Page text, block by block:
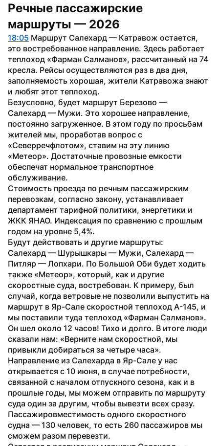
Речные пассажирские
маршруты — 2026
18:05 Маршрут Салехард — Катравож остается,
это востребованное направление. Здесь работает
теплоход «Фарман Салманов», рассчитанный на 74
кресла. Рейсы осуществляются раз в два дня,
заполняемость хорошая, жители Катравожа знают
и любят этот теплоход.
Безусловно, будет маршрут Березово —
Салехард — Мужи. Это хорошее направление,
постоянно загруженное. В этом году по просьбам
жителей мы, проработав вопрос с
«Северречфлотом», ставим на эту линию
«Метеор». Достаточные провозные емкости
обеспечат нормальное транспортное
обслуживание.
Стоимость проезда по речным пассажирским
перевозкам, согласно закону, устанавливает
департамент тарифной политики, энергетики и
ЖКК ЯНАО. Индексация по сравнению с прошлым
годом на уровне 5,4%.
Будут действовать и другие маршруты:
Салехард — Шурышкары — Мужи, Салехард —
Питляр — Лопхари. По Большой Оби будет ходить
также «Метеор», который, как и другие
скоростные суда, востребован. К примеру, был
случай, когда ветровые не позволили выпустить на
маршрут в Яр-Сале скоростной теплоход А-145, и
мы поставили туда теплоход «Фарман Салманов».
Он шел около 12 часов! Тихо и долго. В итоге люди
сказали нам: «Верните нам скоростной, мы
привыкли добираться за четыре часа».
Направление из Салехарда в Яр-Сале у нас
открывается с 10 июня, в случае потребности,
связанной с началом отпускного сезона, как и в
прошлые годы, мы можем отправить по маршруту
суда один за другим, чтобы вывезти всех сразу.
Пассажировместимость одного скоростного
судна — 130 человек, то есть 260 пассажиров мы
сможем разом перевезти.